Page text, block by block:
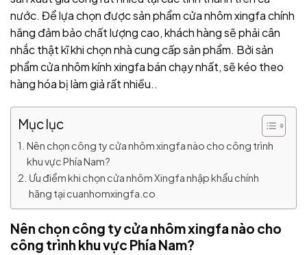
nước. Để lựa chọn được sản phẩm cửa nhôm xingfa chính
hãng đảm bảo chất lượng cao, khách hàng sẽ phải cân
nhắc thật kĩ khi chọn nhà cung cấp sản phẩm. Bởi sản
phẩm cửa nhôm kính xingfa bán chạy nhất, sẽ kéo theo
hàng hóa bị làm giả rất nhiều..
Mục lục
Nên chọn công ty cửa nhôm xingfa nào cho công trình
khu vực Phía Nam?
Ưu điểm khi chọn cửa nhôm Xingfa nhập khẩu chính
hãng tại cuanhomxingfa.co
Nên chọn công ty cửa nhôm xingfa nào cho
công trình khu vực Phía Nam?